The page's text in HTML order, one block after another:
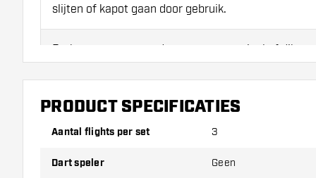
slijten of kapot gaan door gebruik.
Probeer eens een andere vorm, materiaal of dikte
erachter te komen welke variant het beste bij je
PRODUCT SPECIFICATIES
Aantal flights per set 3
Dart speler Geen